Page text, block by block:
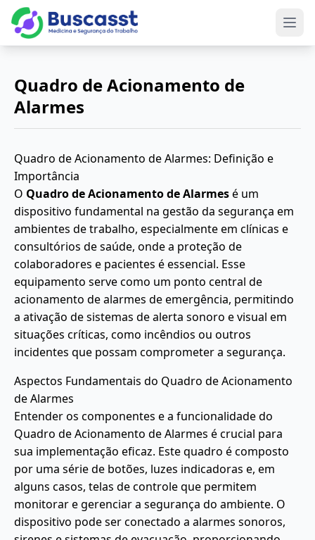
Quadro de Acionamento de
Alarmes
Quadro de Acionamento de Alarmes: Definição e
Importância
O Quadro de Acionamento de Alarmesé um
dispositivo fundamental na gestão da segurança em
ambientes de trabalho, especialmente em clínicas e
consultórios de saúde, onde a proteção de
colaboradores e pacientes é essencial. Esse
equipamento serve como um ponto central de
acionamento de alarmes de emergência, permitindo
a ativação de sistemas de alerta sonoro e visual em
situações críticas, como incêndios ou outros
incidentes que possam comprometer a segurança.
Aspectos Fundamentais do Quadro de Acionamento
de Alarmes
Entender os componentes e a funcionalidade do
Quadro de Acionamento de Alarmes é crucial para
sua implementação eficaz. Este quadro é composto
por uma série de botões, luzes indicadoras e, em
alguns casos, telas de controle que permitem
monitorar e gerenciar a segurança do ambiente. O
dispositivo pode ser conectado a alarmes sonoros,